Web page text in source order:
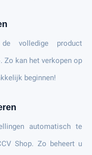
de volledige product
Zo kan het verkopen op
beginnen!
automatisch te
Shop. Zo beheert u